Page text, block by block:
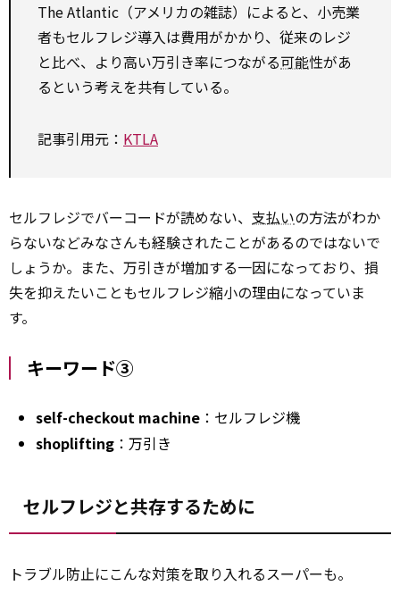
The Atlantic（アメリカの雑誌）によると、小売業
者もセルフレジ導入は費用がかかり、従来のレジ
と比べ、より高い万引き率につながる可能性があ
るという考えを共有している。
記事引用元： KTLA
セルフレジでバーコードが読めない、 支払いの方法がわか
らないなどみなさんも経験されたことがあるのではないで
しょうか。また、万引きが増加する一因になっており、損
失を抑えたいこともセルフレジ縮小の理由になっていま
す。
キーワード③
self-checkout machine ：セルフレジ機
shoplifting ：万引き
セルフレジと共存するために
トラブル防止にこんな対策を取り入れるスーパーも。